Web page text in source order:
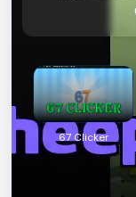
67 Clicker